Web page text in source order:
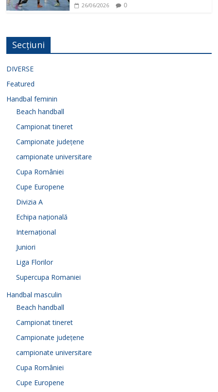
26/06/2026 0
Secțiuni
DIVERSE
Featured
Handbal feminin
Beach handball
Campionat tineret
Campionate județene
campionate universitare
Cupa României
Cupe Europene
Divizia A
Echipa națională
Internațional
Juniori
Liga Florilor
Supercupa Romaniei
Handbal masculin
Beach handball
Campionat tineret
Campionate județene
campionate universitare
Cupa României
Cupe Europene